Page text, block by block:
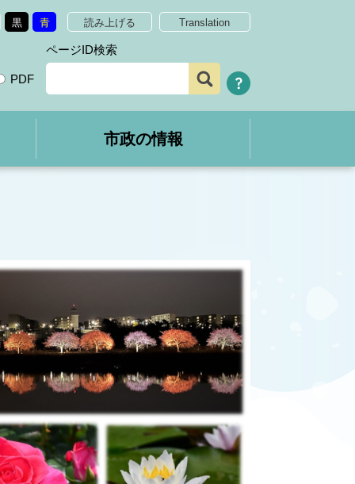
黒 青 読み上げる Translation
PDF
ページID検索
市政の情報